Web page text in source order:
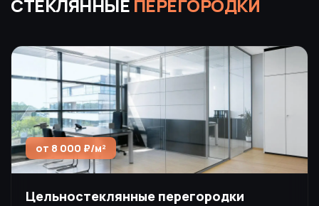
СТЕКЛЯННЫЕ ПЕРЕГОРОДКИ
от 8 000 ₽/м²
Цельностеклянные перегородки